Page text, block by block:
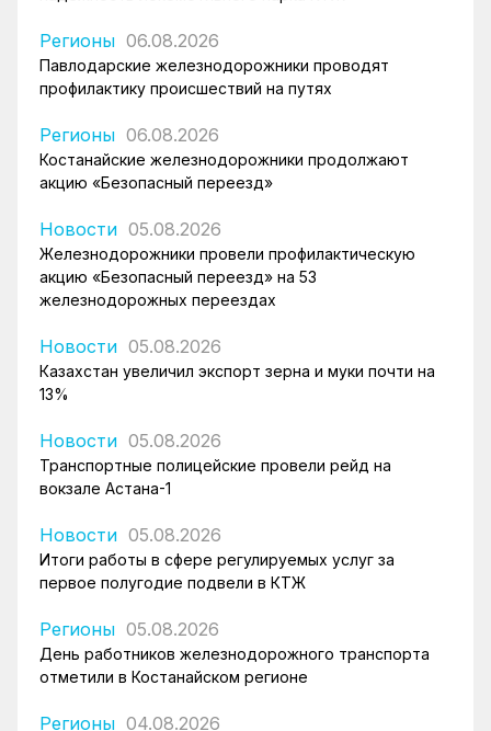
Регионы 06.08.2026
Павлодарские железнодорожники проводят
профилактику происшествий на путях
Регионы 06.08.2026
Костанайские железнодорожники продолжают
акцию «Безопасный переезд»
Новости 05.08.2026
Железнодорожники провели профилактическую
акцию «Безопасный переезд» на 53
железнодорожных переездах
Новости 05.08.2026
Казахстан увеличил экспорт зерна и муки почти на
13%
Новости 05.08.2026
Транспортные полицейские провели рейд на
вокзале Астана-1
Новости 05.08.2026
Итоги работы в сфере регулируемых услуг за
первое полугодие подвели в КТЖ
Регионы 05.08.2026
День работников железнодорожного транспорта
отметили в Костанайском регионе
Регионы 04.08.2026